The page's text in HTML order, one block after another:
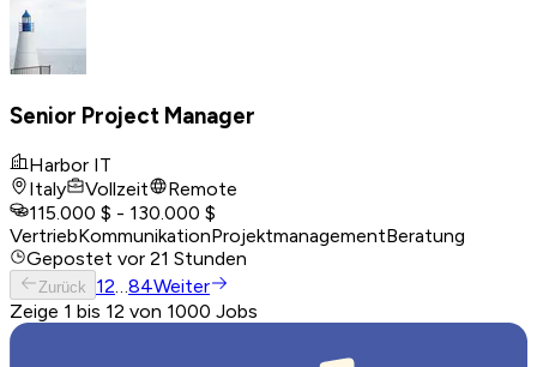
Senior Project Manager
Harbor IT
Italy
Vollzeit
Remote
115.000 $ - 130.000 $
VertriebKommunikationProjektmanagementBeratung
Gepostet vor 21 Stunden
Zurück 12 84Weiter
Zeige 1 bis 12 von 1000 Jobs